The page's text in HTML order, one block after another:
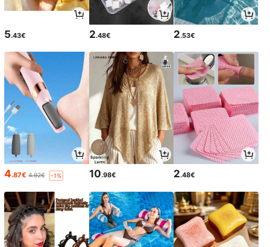
5.43€ 2.48€ 2.53€
4.87€ 4.92€ -1% 10.98€ 2.48€